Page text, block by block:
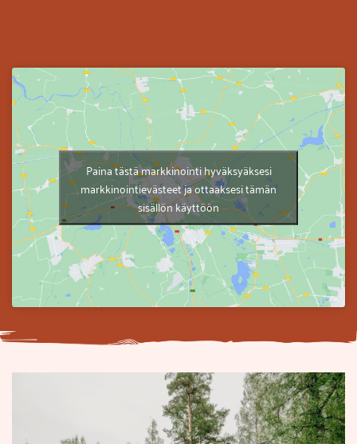
Paina tästä markkinointi hyväksyäksesi
markkinointievästeet ja ottaaksesi tämän
sisällön käyttöön